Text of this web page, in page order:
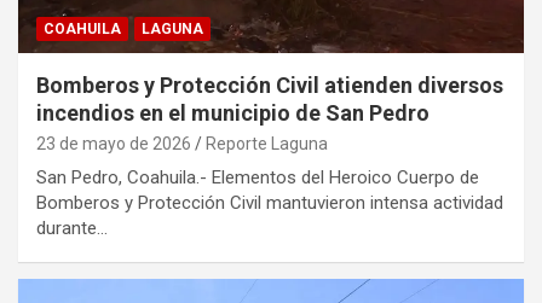
COAHUILA LAGUNA
Bomberos y Protección Civil atienden diversos
incendios en el municipio de San Pedro
23 de mayo de 2026 Reporte Laguna
San Pedro, Coahuila.- Elementos del Heroico Cuerpo de
Bomberos y Protección Civil mantuvieron intensa actividad
durante…